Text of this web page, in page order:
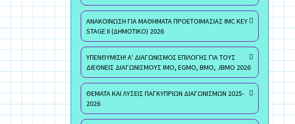
ΑΝΑΚΟΙΝΩΣΗ ΓΙΑ ΜΑΘΗΜΑΤΑ ΠΡΟΕΤΟΙΜΑΣΙΑΣ IMC KEY
STAGE II (ΔΗΜΟΤΙΚΟ) 2026
ΥΠΕΝΘΥΜΙΣΗ! Α' ΔΙΑΓΩΝΙΣΜΟΣ ΕΠΙΛΟΓΗΣ ΓΙΑ ΤΟΥΣ
ΔΙΕΘΝΕΙΣ ΔΙΑΓΩΝΙΣΜΟΥΣ ΙΜΟ, EGMO, ΒΜΟ, JBMO 2026
ΘΕΜΑΤΑ ΚΑΙ ΛΥΣΕΙΣ ΠΑΓΚΥΠΡΙΩΝ ΔΙΑΓΩΝΙΣΜΩΝ 2025-
2026